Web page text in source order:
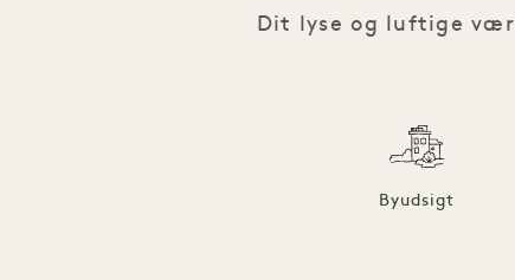
Dit lyse og luftige
Byudsigt